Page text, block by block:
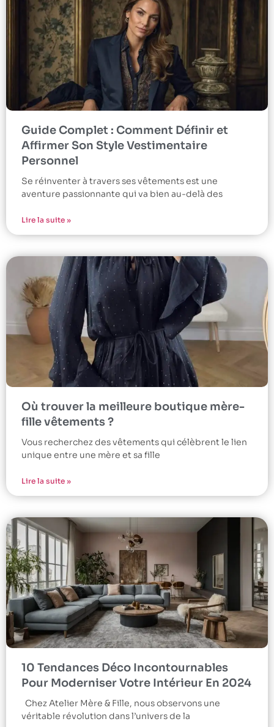
Guide Complet : Comment Définir et
Affirmer Son Style Vestimentaire
Personnel
Se réinventer à travers ses vêtements est une
aventure passionnante qui va bien au-delà des
Lire la suite »
Où trouver la meilleure boutique mère-
fille vêtements ?
Vous recherchez des vêtements qui célèbrent le lien
unique entre une mère et sa fille
Lire la suite »
10 Tendances Déco Incontournables
Pour Moderniser Votre Intérieur En 2024
Chez Atelier Mère & Fille, nous observons une
véritable révolution dans l’univers de la